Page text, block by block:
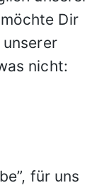
Dir
nicht:
für uns